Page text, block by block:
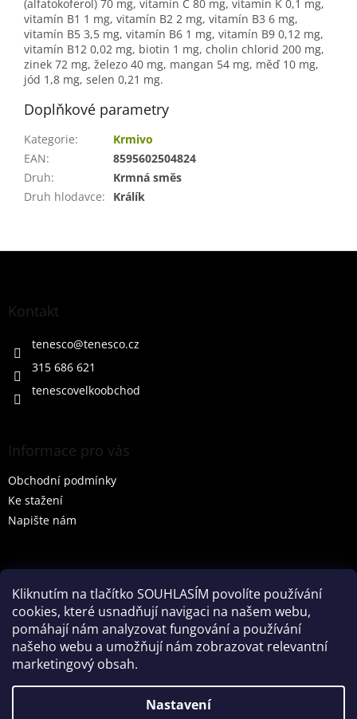
Kliknutím na tlačítko SOUHLASÍM povolíte používání
cookies, které usnadňují navigaci na našem webu,
pomáhají nám analyzovat fungování a používání
našeho webu a umožňují nám zobrazovat relevantní
marketingový obsah.
Nastavení
(alfatokoferol) 70 mg, vitamín C 80 mg, vitamín K 0,1 mg,
vitamín B1 1 mg, vitamín B2 2 mg, vitamín B3 6 mg,
vitamín B5 3,5 mg, vitamín B6 1 mg, vitamín B9 0,12 mg,
vitamín B12 0,02 mg, biotin 1 mg, cholin chlorid 200 mg,
zinek 72 mg, železo 40 mg, mangan 54 mg, měď 10 mg,
jód 1,8 mg, selen 0,21 mg.
Doplňkové parametry
Kategorie:
Krmivo
EAN:
8595602504824
Druh:
Krmná směs
Druh hlodavce: Králík
Z
Kontakt
tenesco@tenesco.cz
315 686 621
tenescovelkoobchod
Informace pro vás
Obchodní podmínky
Ke stažení
Napište nám
HLEDAT
Partner: Mega Creative